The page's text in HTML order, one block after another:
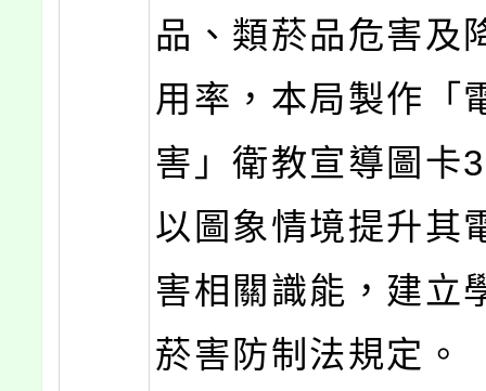
品、類菸品危害及
用率，本局製作「
害」衛教宣導圖卡
以圖象情境提升其
害相關識能，建立
菸害防制法規定。